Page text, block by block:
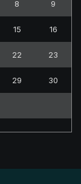
8 9
15 16
22 23
29 30